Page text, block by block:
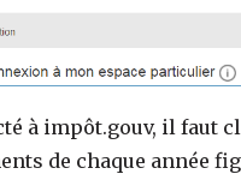
à impôt.gouv, il faut
de chaque année